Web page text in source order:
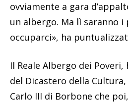
ovviamente a gara
un albergo. Ma lì saranno i
occuparci», ha
Il Reale Albergo dei
del Dicastero della
Carlo III di Borbone che